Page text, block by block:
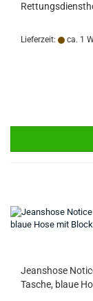
Lieferzeit: ca. 1
Jeanshose
Tasche, blaue